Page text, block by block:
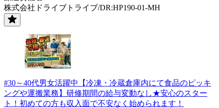
株式会社ドライブトライブ/DR:HP190-01-MH
#30～40代男女活躍中【冷凍・冷蔵倉庫内にて食品のピッキ
ングや運搬業務】研修期間の給与変動なし★安心のスター
ト！初めての方も収入面で不安なく始められます！